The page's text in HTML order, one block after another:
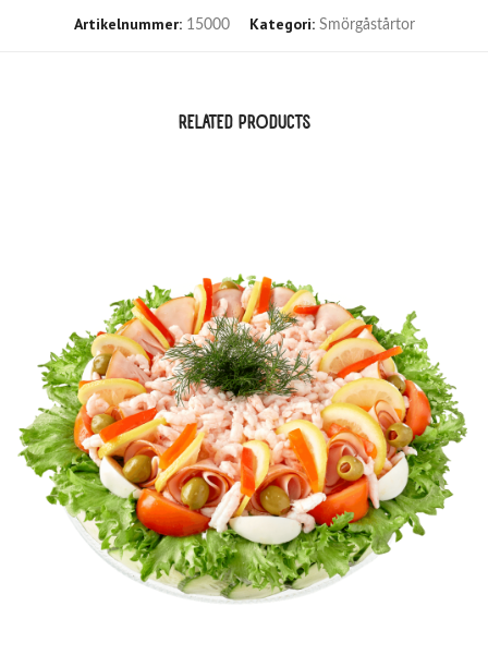
Artikelnummer: 15000 Kategori: Smörgåstårtor
RELATED PRODUCTS